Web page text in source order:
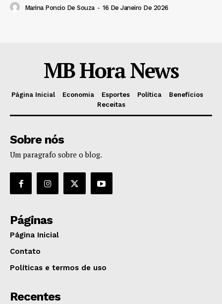
Marina Poncio De Souza - 16 De Janeiro De 2026
MB Hora News
Página Inicial Economia Esportes Política
Benefícios
Receitas
Sobre nós
Um paragrafo sobre o blog.
Páginas
Página Inicial
Contato
Políticas e termos de uso
Recentes